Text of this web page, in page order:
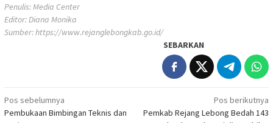
Penulis: Media Center
Editor: Diana Monika
Sumber:https://www.rejanglebongkab.go.id/
SEBARKAN
Navigasi
pos
Pos sebelumnya
Pembukaan Bimbingan Teknis dan
Pos berikutnya
Pemkab Rejang Lebong Bedah 143